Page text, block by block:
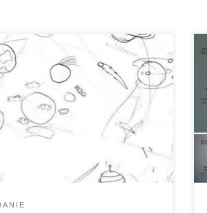
Mamarak Miewacie
dzień? Jak radzicie sobie
Karolek znalazł dość
rozwiązanie (choć tak
to ono znalazło Karolka).
się na całkiem kosmiczne
bohater już na Was